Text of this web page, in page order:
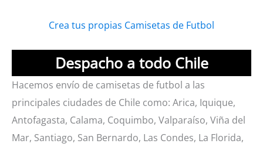
Crea tus propias Camisetas de Futbol
Despacho a todo Chile
Hacemos envío de camisetas de futbol a las
principales ciudades de Chile como: Arica, Iquique,
Antofagasta, Calama, Coquimbo, Valparaíso, Viña del
Mar, Santiago, San Bernardo, Las Condes, La Florida,